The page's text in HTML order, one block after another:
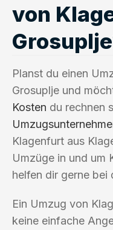
von
Planst du einen
Grosuplje und
Kosten du rechnen
Klagenfurt aus
Umzüge in und um
helfen dir gerne bei
Ein Umzug von
keine einfache